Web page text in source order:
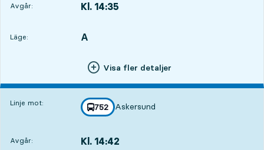
Avgår: Kl. 14:35
Läge:
LÄGE, A
,
Visa fler detaljer
Linje mot: linje
752
mot
Askersund
,
Avgår: Kl. 14:42